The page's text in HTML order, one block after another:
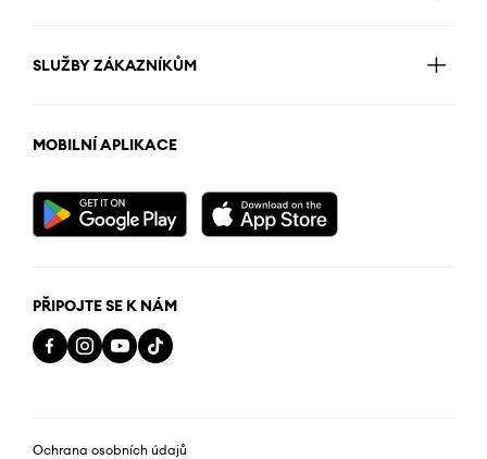
SLUŽBY ZÁKAZNÍKŮM
MOBILNÍ APLIKACE
PŘIPOJTE SE K NÁM
Ochrana osobních údajů